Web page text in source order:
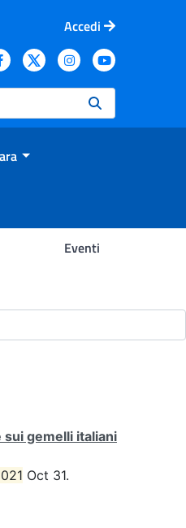
Accedi
Eventi
gemelli italiani
Oct 31.